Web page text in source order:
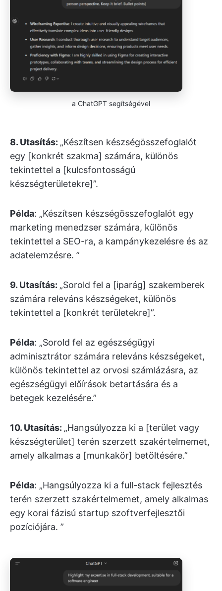
a ChatGPT segítségével
8. Utasítás: „Készítsen készségösszefoglalót
egy [konkrét szakma] számára, különös
tekintettel a [kulcsfontosságú
készségterületekre]”.
Példa: „Készítsen készségösszefoglalót egy
marketing menedzser számára, különös
tekintettel a SEO-ra, a kampánykezelésre és az
adatelemzésre. ”
9. Utasítás: „Sorold fel a [iparág] szakemberek
számára releváns készségeket, különös
tekintettel a [konkrét területekre]”.
Példa: „Sorold fel az egészségügyi
adminisztrátor számára releváns készségeket,
különös tekintettel az orvosi számlázásra, az
egészségügyi előírások betartására és a
betegek kezelésére.”
10. Utasítás: „Hangsúlyozza ki a [terület vagy
készségterület] terén szerzett szakértelmemet,
amely alkalmas a [munkakör] betöltésére.”
Példa: „Hangsúlyozza ki a full-stack fejlesztés
terén szerzett szakértelmemet, amely alkalmas
egy korai fázisú startup szoftverfejlesztői
pozíciójára. ”